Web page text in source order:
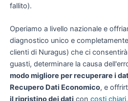
fallito).
Operiamo a livello nazionale e
diagnostico unico e
clienti di Nuragus) che ci
guasti, determinare la causa
modo migliore per recuperare i
Recupero Dati Economico, e
il ripristino dei dati con costi chiari